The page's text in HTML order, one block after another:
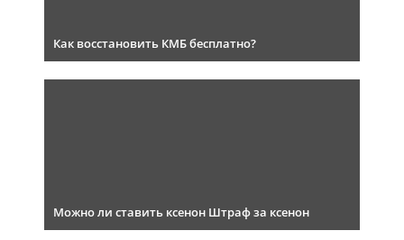
Как восстановить КМБ бесплатно?
Можно ли ставить ксенон Штраф за ксенон